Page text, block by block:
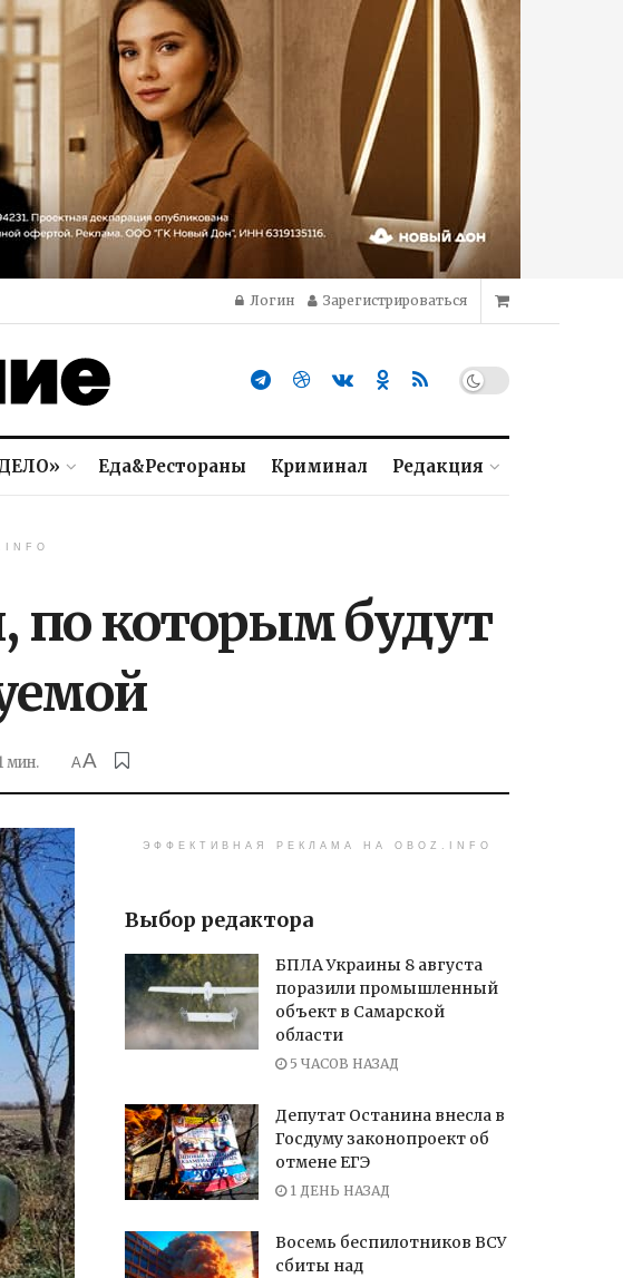
Логин Зарегистрироваться
Еда&Рестораны Криминал Редакция
по которым будут
мин. AA
ЭФФЕКТИВНАЯ РЕКЛАМА НА OBOZ.INFO
Выбор редактора
БПЛА Украины 8 августа
поразили промышленный
объект в Самарской
области
5 ЧАСОВ НАЗАД
Депутат Останина внесла в
Госдуму законопроект об
отмене ЕГЭ
1 ДЕНЬ НАЗАД
Восемь беспилотников ВСУ
сбиты над